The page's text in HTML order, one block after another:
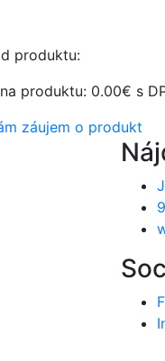
produktu:
produktu: 0.00€ s
záujem o produkt